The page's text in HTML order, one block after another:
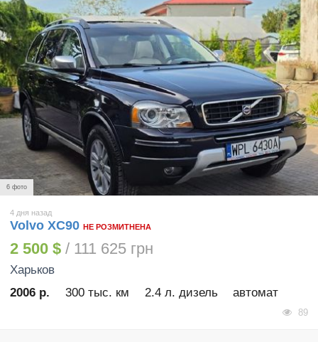
6 фото
4 дня назад
Volvo XC90 НЕ РОЗМИТНЕНА
2 500 $ / 111 625 грн
Харьков
2006 р.
300 тыс. км 2.4 л. дизель автомат
89